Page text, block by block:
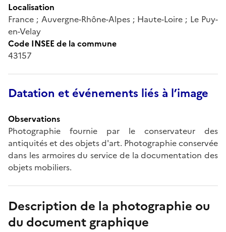
Localisation
France ; Auvergne-Rhône-Alpes ; Haute-Loire ; Le Puy-
en-Velay
Code INSEE de la commune
43157
Datation et événements liés à l’image
Observations
Photographie fournie par le conservateur des
antiquités et des objets d'art. Photographie conservée
dans les armoires du service de la documentation des
objets mobiliers.
Description de la photographie ou
du document graphique